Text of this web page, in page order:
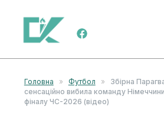
Skip to content
Main Navigation
Головна » Футбол »
Збірна
сенсаційно вибила команду
фіналу ЧС-2026 (відео)